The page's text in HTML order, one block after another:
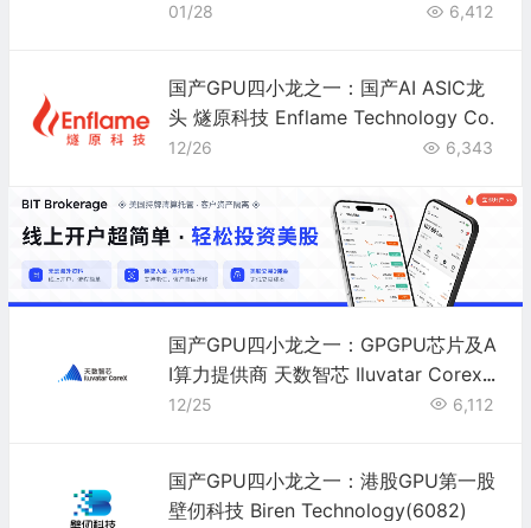
01/28 6,412
国产GPU四小龙之一：国产AI ASIC龙
头 燧原科技 Enflame Technology Co.
12/26 6,343
国产GPU四小龙之一：GPGPU芯片及A
I算力提供商 天数智芯 Iluvatar Corex
(9903)
12/25 6,112
国产GPU四小龙之一：港股GPU第一股
壁仞科技 Biren Technology(6082)